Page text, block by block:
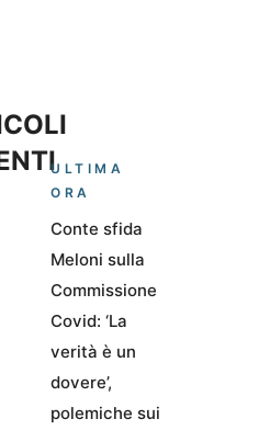
ULTIMA
ORA
Conte sfida
Meloni sulla
Commissione
Covid: ‘La
verità è un
dovere’,
polemiche sui